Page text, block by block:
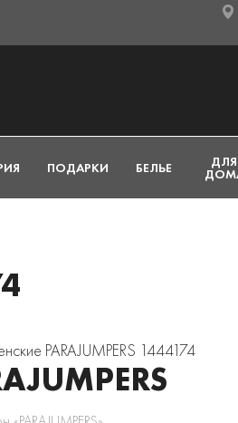
ПОДАРКИ БЕЛЬЕ ДЛЯ
PARAJUMPERS 1444174